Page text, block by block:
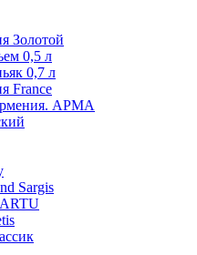
Золотой
0,5 л
0,7 л
France
АРМА
Sargis